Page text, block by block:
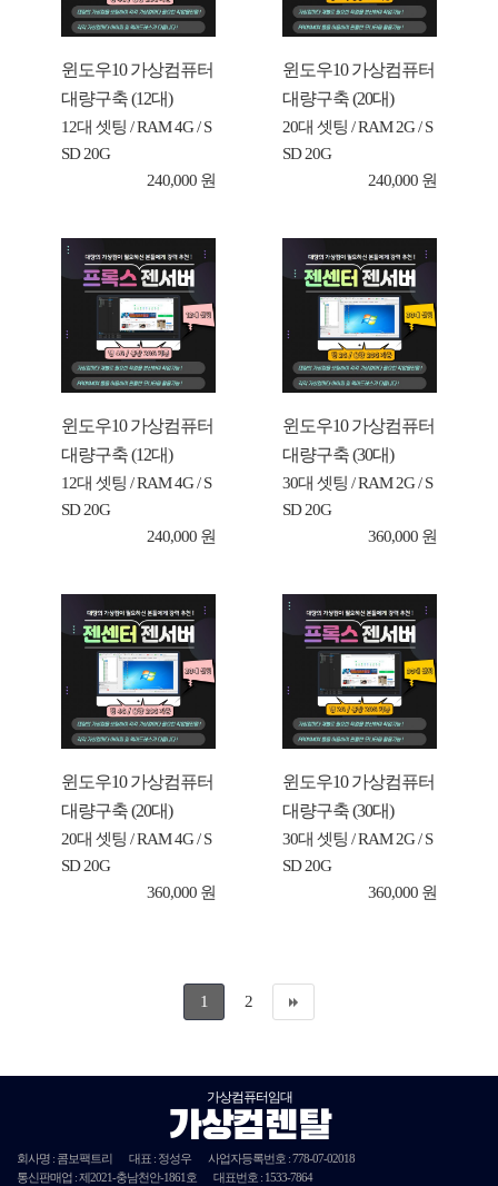
윈도우10 가상컴퓨터
대량구축 (12대)
12대 셋팅 / RAM 4G / S
SD 20G
240,000 원
윈도우10 가상컴퓨터
대량구축 (20대)
20대 셋팅 / RAM 2G / S
SD 20G
240,000 원
윈도우10 가상컴퓨터
대량구축 (12대)
12대 셋팅 / RAM 4G / S
SD 20G
240,000 원
윈도우10 가상컴퓨터
대량구축 (30대)
30대 셋팅 / RAM 2G / S
SD 20G
360,000 원
윈도우10 가상컴퓨터
대량구축 (20대)
20대 셋팅 / RAM 4G / S
SD 20G
360,000 원
윈도우10 가상컴퓨터
대량구축 (30대)
30대 셋팅 / RAM 2G / S
SD 20G
360,000 원
1 2
가상컴퓨터임대
가상컴렌탈
회사명 : 콤보팩트리 대표 : 정성우 사업자등록번호 :778-07-02018
통신판매업 : 제 2021-충남천안-1861호 대표번호 : 1533-7864